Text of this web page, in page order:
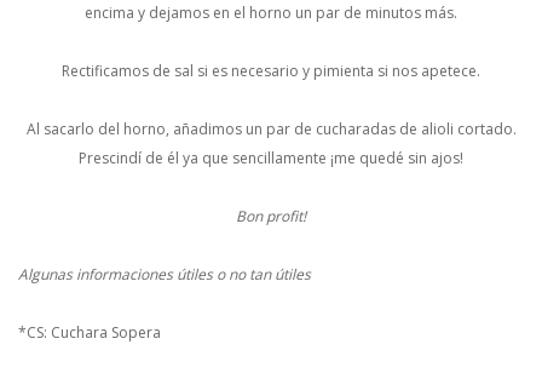
encima y dejamos en el horno un par de minutos más.
Rectificamos de sal si es necesario y pimienta si nos apetece.
Al sacarlo del horno, añadimos un par de cucharadas de alioli cortado.
Prescindí de él ya que sencillamente ¡me quedé sin ajos!
Bon profit!
Algunas informaciones útiles o no tan útiles
*CS: Cuchara Sopera